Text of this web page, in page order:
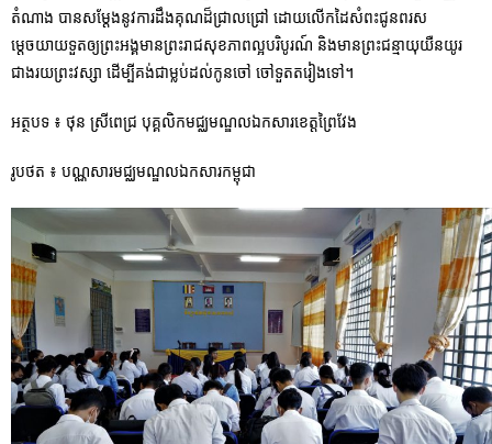
តំណាង បានសម្តែងនូវការដឹងគុណដ៏ជ្រាលជ្រៅ ដោយលើកដៃសំពះជូនពរស
ម្តេចយាយទួតឲ្យព្រះអង្គមានព្រះរាជសុខភាពល្អបរិបូរណ៍ និងមានព្រះជន្មាយុយឺនយូរ
ជាងរយព្រះវស្សា ដើម្បីគង់ជាម្លប់ដល់កូនចៅ ចៅទួតតរៀងទៅ។
អត្ថបទ ៖ ថុន ស្រីពេជ្រ បុគ្គលិកមជ្ឈមណ្ឌលឯកសារខេត្តព្រៃវែង
រូបថត ៖ បណ្ណសារមជ្ឈមណ្ឌលឯកសារកម្ពុជា